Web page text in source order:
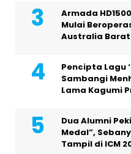
Armada
Mulai
Australia Barat
Pencipta Lagu
Sambangi
Lama Kagumi
Dua Alumni
Medal”,
Tampil di ICM